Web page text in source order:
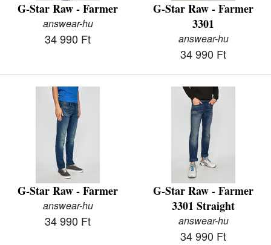
G-Star Raw - Farmer
answear-hu
34 990 Ft
G-Star Raw - Farmer
3301
answear-hu
34 990 Ft
G-Star Raw - Farmer
answear-hu
34 990 Ft
G-Star Raw - Farmer
3301 Straight
answear-hu
34 990 Ft